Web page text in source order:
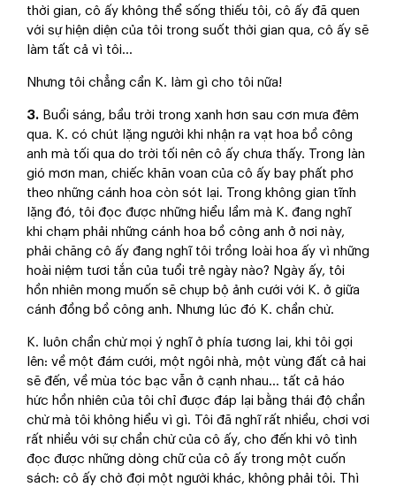
thời gian, cô ấy không thể sống thiếu tôi, cô ấy đã quen
với sự hiện diện của tôi trong suốt thời gian qua, cô ấy sẽ
làm tất cả vì tôi…
Nhưng tôi chẳng cần K. làm gì cho tôi nữa!
3. Buổi sáng, bầu trời trong xanh hơn sau cơn mưa đêm
qua. K. có chút lặng người khi nhận ra vạt hoa bồ công
anh mà tối qua do trời tối nên cô ấy chưa thấy. Trong làn
gió mơn man, chiếc khăn voan của cô ấy bay phất phơ
theo những cánh hoa còn sót lại. Trong không gian tĩnh
lặng đó, tôi đọc được những hiểu lầm mà K. đang nghĩ
khi chạm phải những cánh hoa bồ công anh ở nơi này,
phải chăng cô ấy đang nghĩ tôi trồng loài hoa ấy vì những
hoài niệm tươi tắn của tuổi trẻ ngày nào? Ngày ấy, tôi
hồn nhiên mong muốn sẽ chụp bộ ảnh cưới với K. ở giữa
cánh đồng bồ công anh. Nhưng lúc đó K. chần chừ.
K. luôn chần chừ mọi ý nghĩ ở phía tương lai, khi tôi gợi
lên: về một đám cưới, một ngôi nhà, một vùng đất cả hai
sẽ đến, về mùa tóc bạc vẫn ở cạnh nhau… tất cả háo
hức hồn nhiên của tôi chỉ được đáp lại bằng thái độ chần
chừ mà tôi không hiểu vì gì. Tôi đã nghĩ rất nhiều, chơi vơi
rất nhiều với sự chần chừ của cô ấy, cho đến khi vô tình
đọc được những dòng chữ của cô ấy trong một cuốn
sách: cô ấy chờ đợi một người khác, không phải tôi. Thì